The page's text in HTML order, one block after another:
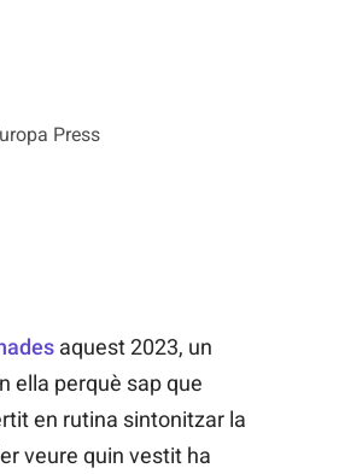
Press
aquest 2023, un
ella perquè sap que
en rutina sintonitzar la
veure quin vestit ha